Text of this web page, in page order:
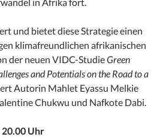
und bietet diese Strategie einen
klimafreundlichen afrikanischen
der neuen VIDC-StudieGreen
and Potentials on the Road to a
Autorin Mahlet Eyassu Melkie
Chukwu und Nafkote Dabi.
20.00 Uhr